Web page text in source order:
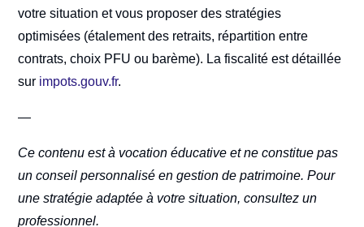
votre situation et vous proposer des stratégies
optimisées (étalement des retraits, répartition entre
contrats, choix PFU ou barème). La fiscalité est détaillée
sur impots.gouv.fr.
—
Ce contenu est à vocation éducative et ne constitue pas
un conseil personnalisé en gestion de patrimoine. Pour
une stratégie adaptée à votre situation, consultez un
professionnel.